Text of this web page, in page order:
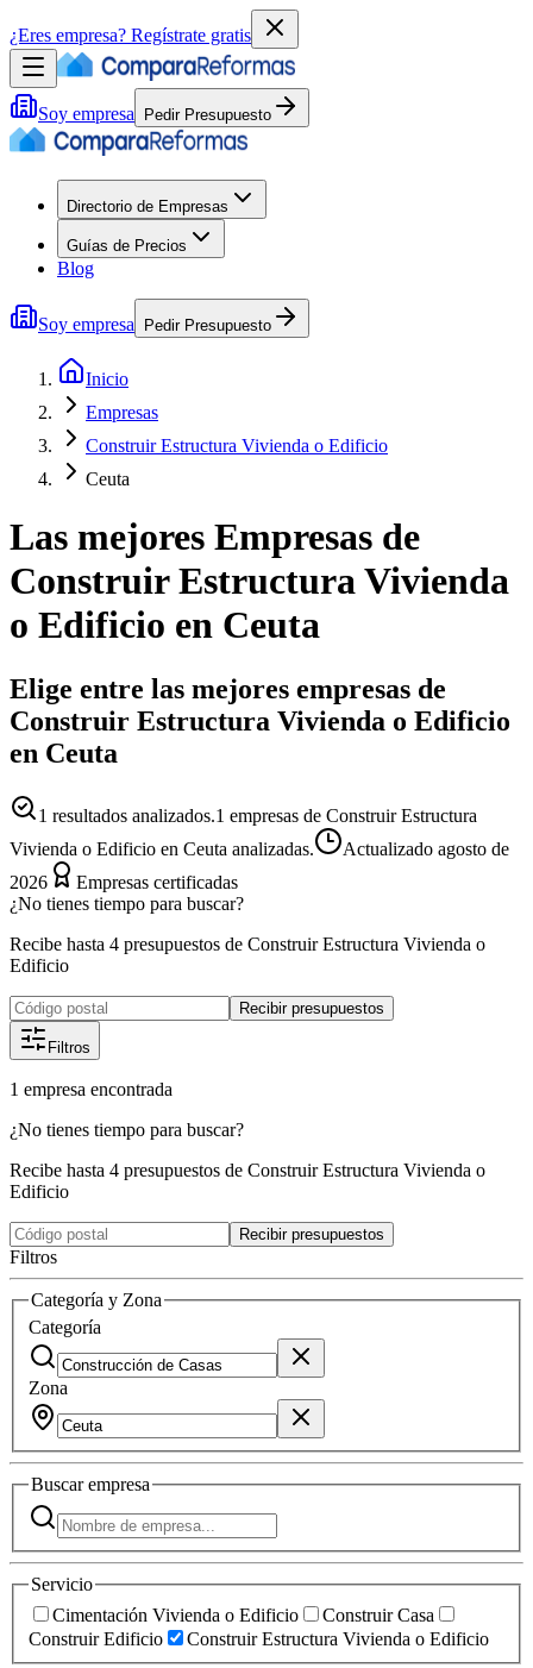
¿Eres empresa? Regístrate gratis
Soy empresa Pedir Presupuesto
Directorio de Empresas
Guías de Precios
Blog
Soy empresa Pedir Presupuesto
Inicio
Empresas
Construir Estructura Vivienda o Edificio
Ceuta
Las mejores Empresas de
Construir Estructura Vivienda
o Edificio en Ceuta
Elige entre las mejores empresas de
Construir Estructura Vivienda o Edificio
en Ceuta
1 resultados analizados.1 empresas de Construir Estructura
Vivienda o Edificio en Ceuta analizadas.
Actualizado agosto de
2026
Empresas certificadas
¿No tienes tiempo para buscar?
Recibe hasta 4 presupuestos de Construir Estructura Vivienda o
Edificio
Recibir presupuestos
Filtros
1 empresa encontrada
¿No tienes tiempo para buscar?
Recibe hasta 4 presupuestos de Construir Estructura Vivienda o
Edificio
Recibir presupuestos
Filtros
Categoría y Zona
Categoría
Zona
Buscarempresa
Servicio
Cimentación Vivienda o Edificio
Construir Casa
Construir Edificio
Construir Estructura Vivienda o Edificio